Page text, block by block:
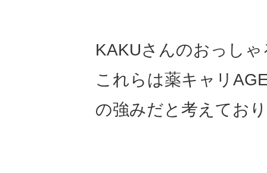
KAKUさんのおっし
これらは薬キャリ
の強みだと考えてお